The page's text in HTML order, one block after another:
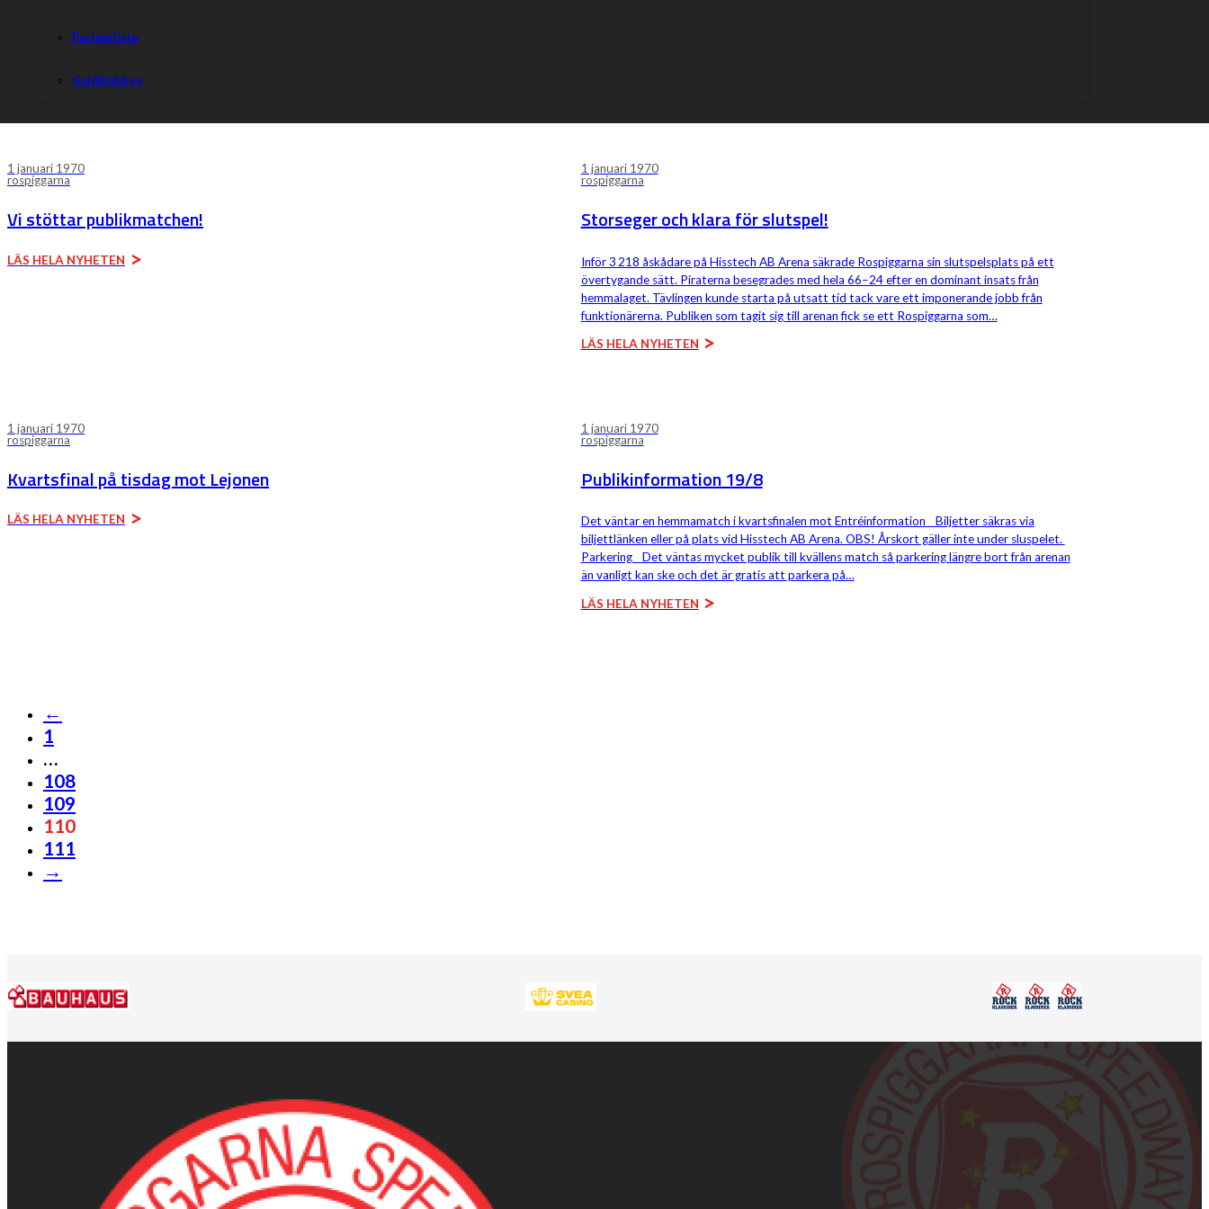
Partnerlista
Guldklubben
Tisdagens hemmalag gör en förändring, då Adam Ellis säsongsdebuterar. – Vi har en bred
LÄS HELA NYHETEN
1 januari 1970
rospiggarna
Vi stöttar publikmatchen!
LÄS HELA NYHETEN
1 januari 1970
rospiggarna
Storseger och klara för slutspel!
Inför 3 218 åskådare på Hisstech AB Arena säkrade Rospiggarna sin slutspelsplats på ett
övertygande sätt. Piraterna besegrades med hela 66–24 efter en dominant insats från
hemmalaget. Tävlingen kunde starta på utsatt tid tack vare ett imponerande jobb från
funktionärerna. Publiken som tagit sig till arenan fick se ett Rospiggarna som…
LÄS HELA NYHETEN
1 januari 1970
rospiggarna
Kvartsfinal på tisdag mot Lejonen
LÄS HELA NYHETEN
1 januari 1970
rospiggarna
Publikinformation 19/8
Det väntar en hemmamatch i kvartsfinalen mot Entréinformation Biljetter säkras via
biljettlänken eller på plats vid Hisstech AB Arena. OBS! Årskort gäller inte under sluspelet.
Parkering Det väntas mycket publik till kvällens match så parkering längre bort från arenan
än vanligt kan ske och det är gratis att parkera på…
LÄS HELA NYHETEN
←
1
…
108
109
110
111
→